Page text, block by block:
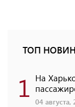
ТОП
1 На
04 августа,